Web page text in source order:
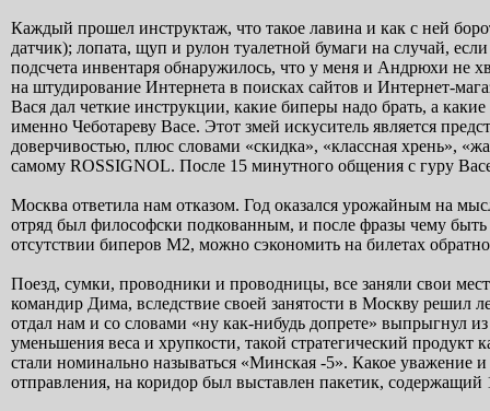
Каждый прошел инструктаж, что такое лавина и как с ней
датчик); лопата, щуп и рулон туалетной бумаги на случай,
подсчета инвентаря обнаружилось, что у меня и Андрюхи не
на штудирование Интернета в поисках сайтов и Интернет-
Вася дал четкие инструкции, какие биперы надо брать, а
именно Чеботареву Васе. Этот змей искуситель является
доверчивостью, плюс словами «скидка», «классная хрень»,
самому ROSSIGNOL. После 15 минутного общения с гуру
Москва ответила нам отказом. Год оказался урожайным на
отряд был философски подкованным, и после фразы чему
отсутствии биперов М2, можно сэкономить на билетах
Поезд, сумки, проводники и проводницы, все заняли свои
командир Дима, вследствие своей занятости в Москву решил
отдал нам и со словами «ну как-нибудь допрете» выпрыгнул
уменьшения веса и хрупкости, такой стратегический
стали номинально называться «Минская -5». Какое уважение
отправления, на коридор был выставлен пакетик, содержащий